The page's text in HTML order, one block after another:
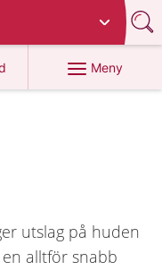
Meny
utslag på huden
alltför snabb